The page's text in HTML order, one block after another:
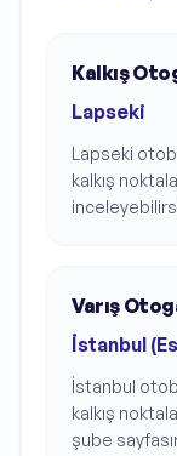
Kalkış
Lapseki
Lapseki
kalkış
Varış
İstanbul
İstanbul
kalkış
şube